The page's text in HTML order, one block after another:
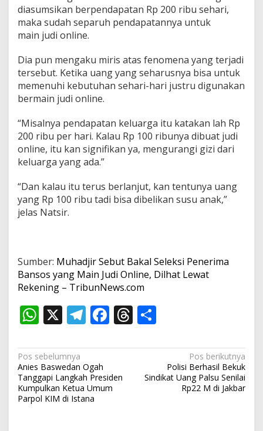
diasumsikan berpendapatan Rp 200 ribu sehari,
maka sudah separuh pendapatannya untuk
main judi online.
Dia pun mengaku miris atas fenomena yang terjadi
tersebut. Ketika uang yang seharusnya bisa untuk
memenuhi kebutuhan sehari-hari justru digunakan
bermain judi online.
“Misalnya pendapatan keluarga itu katakan lah Rp
200 ribu per hari. Kalau Rp 100 ribunya dibuat judi
online, itu kan signifikan ya, mengurangi gizi dari
keluarga yang ada.”
“Dan kalau itu terus berlanjut, kan tentunya uang
yang Rp 100 ribu tadi bisa dibelikan susu anak,”
jelas Natsir.
Sumber: Muhadjir Sebut Bakal Seleksi Penerima
Bansos yang Main Judi Online, Dilhat Lewat
Rekening – TribunNews.com
W
at
s
A
p
X T
e
gr
a
m
F
e
b
o
T
re ar
e
N
a
v
Pos sebelumnya
Anies Baswedan Ogah
Tanggapi Langkah Presiden
Kumpulkan Ketua Umum
Parpol KIM di Istana
Pos berikutnya
Polisi Berhasil Bekuk
Sindikat Uang Palsu Senilai
Rp22 M di Jakbar